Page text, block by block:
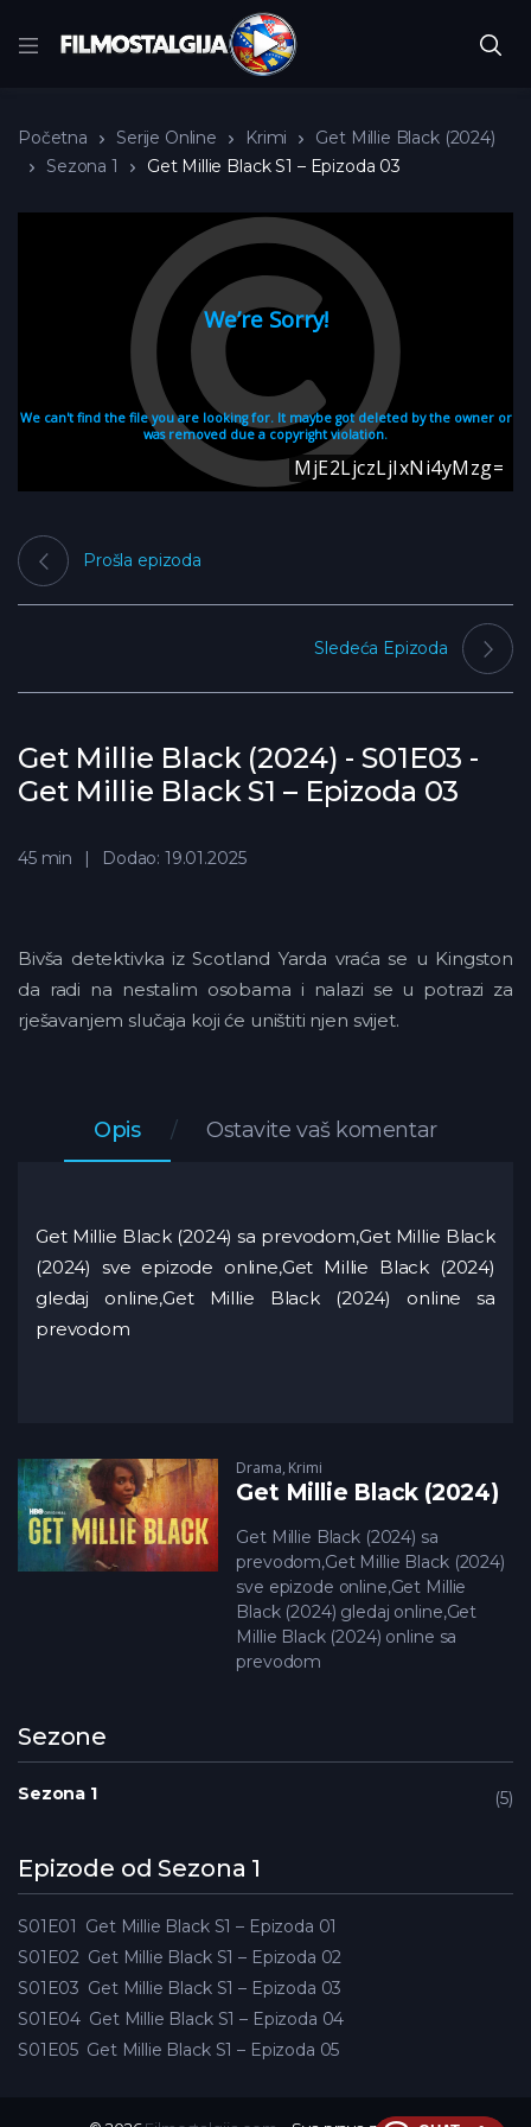
Početna Serije Online Krimi
Get Millie Black (2024)
Sezona 1
Get Millie Black S1 – Epizoda 03
Get Millie Black (2024) - S01E03 -
Get Millie Black S1 – Epizoda 03
Prošla epizoda
Sledeća Epizoda
45 min Dodao: 19.01.2025
Bivša detektivka iz Scotland Yarda vraća se u Kingston
da radi na nestalim osobama i nalazi se u potrazi za
rješavanjem slučaja koji će uništiti njen svijet.
Opis Ostavite vaš komentar
Get Millie Black (2024) sa prevodom,Get Millie Black
(2024) sve epizode online,Get Millie Black (2024)
gledaj online,Get Millie Black (2024) online sa
prevodom
Drama, Krimi
Get Millie Black (2024)
Get Millie Black (2024) sa
prevodom,Get Millie Black (2024)
sve epizode online,Get Millie
Black (2024) gledaj online,Get
Millie Black (2024) online sa
prevodom
Sezone
Sezona 1 5
Epizode od Sezona 1
S01E01 Get Millie Black S1 – Epizoda 01
S01E02 Get Millie Black S1 – Epizoda 02
S01E03 Get Millie Black S1 – Epizoda 03
S01E04 Get Millie Black S1 – Epizoda 04
S01E05 Get Millie Black S1 – Epizoda 05